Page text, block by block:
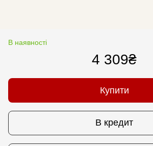
В наявності
4 309₴
Купити
В кредит